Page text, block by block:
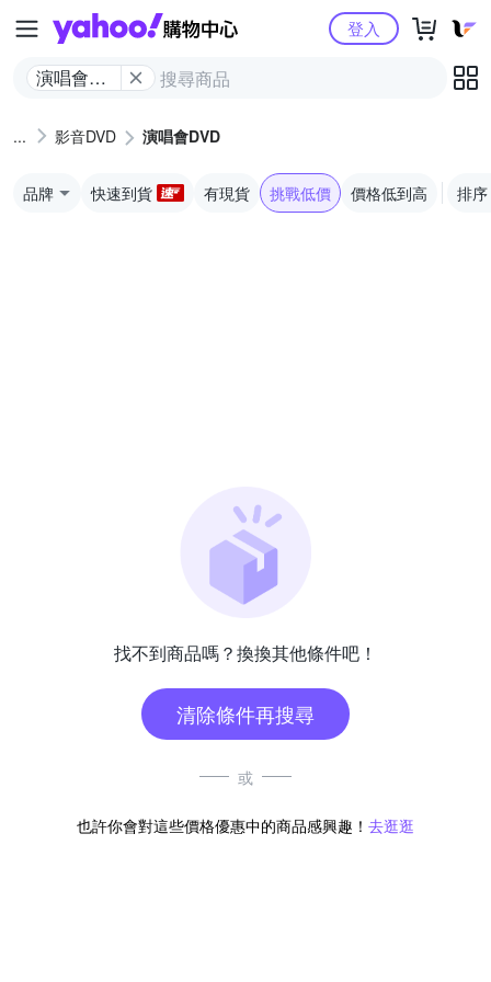
Yahoo購物中心
演唱會
登入
影音DVD 演唱會DVD
品牌 快速到貨 有現貨 挑戰低價 價格低到高 排序
找不到商品嗎？換換其他條件吧！
清除條件再搜尋
或
也許你會對這些價格優惠中的商品感興趣！ 去逛逛